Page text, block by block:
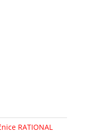
RATIONAL